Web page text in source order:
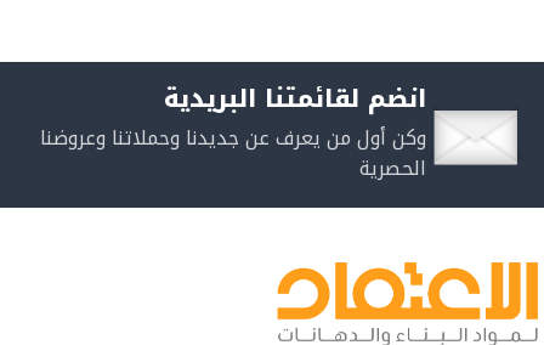
انضم لقائمتنا البريدية
وكن أول من يعرف عن جديدنا وحملاتنا وعروضنا
الحصرية